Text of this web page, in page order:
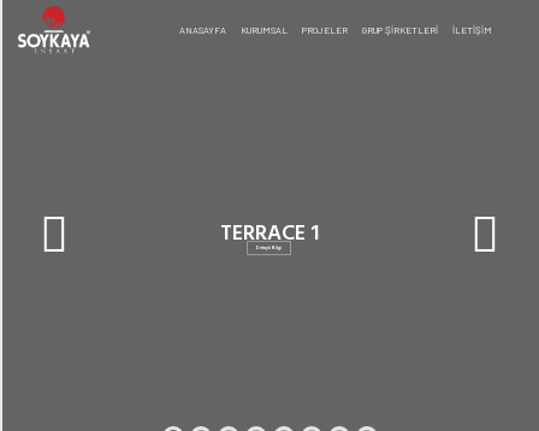
ANASAYFA KURUMSAL PROJELER GRUP ŞİRKETLERİ İLETIŞIM
TERRACE 1
Detaylı Bilgi